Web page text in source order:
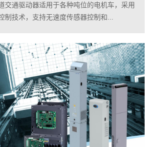
交通驱动器适用于各种吨位的电机车，采用
制技术，支持无速度传感器控制和...